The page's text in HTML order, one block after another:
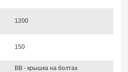
1200
150
BB - крышка на болтах